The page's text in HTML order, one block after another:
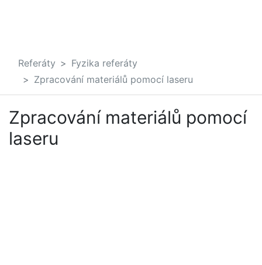
Referáty
Fyzika referáty
Zpracování materiálů pomocí laseru
Zpracování materiálů pomocí
laseru